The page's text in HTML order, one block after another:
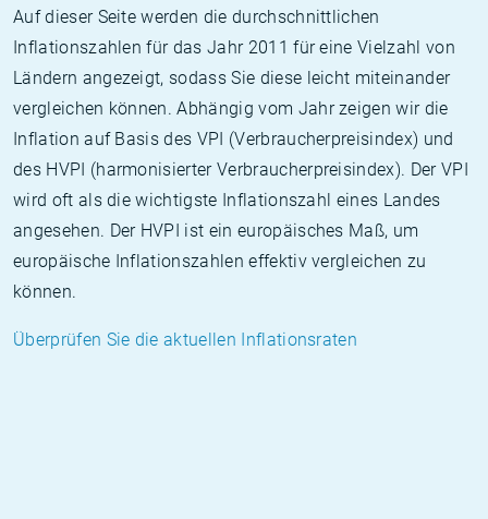
Auf dieser Seite werden die durchschnittlichen
Inflationszahlen für das Jahr 2011 für eine Vielzahl von
Ländern angezeigt, sodass Sie diese leicht miteinander
vergleichen können. Abhängig vom Jahr zeigen wir die
Inflation auf Basis des VPI (Verbraucherpreisindex) und
des HVPI (harmonisierter Verbraucherpreisindex). Der VPI
wird oft als die wichtigste Inflationszahl eines Landes
angesehen. Der HVPI ist ein europäisches Maß, um
europäische Inflationszahlen effektiv vergleichen zu
können.
Überprüfen Sie die aktuellen Inflationsraten